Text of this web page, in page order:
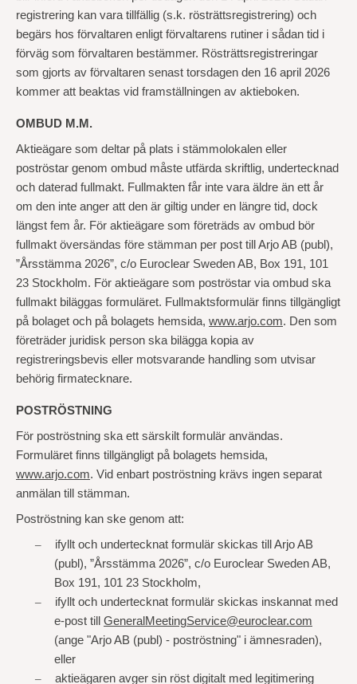
registrering kan vara tillfällig (s.k. rösträttsregistrering) och
begärs hos förvaltaren enligt förvaltarens rutiner i sådan tid i
förväg som förvaltaren bestämmer. Rösträttsregistreringar
som gjorts av förvaltaren senast torsdagen den 16 april 2026
kommer att beaktas vid framställningen av aktieboken.
OMBUD M.M.
Aktieägare som deltar på plats i stämmolokalen eller
poströstar genom ombud måste utfärda skriftlig, undertecknad
och daterad fullmakt. Fullmakten får inte vara äldre än ett år
om den inte anger att den är giltig under en längre tid, dock
längst fem år. För aktieägare som företräds av ombud bör
fullmakt översändas före stämman per post till Arjo AB (publ),
”Årsstämma 2026”, c/o Euroclear Sweden AB, Box 191, 101
23 Stockholm. För aktieägare som poströstar via ombud ska
fullmakt biläggas formuläret. Fullmaktsformulär finns tillgängligt
på bolaget och på bolagets hemsida, www.arjo.com. Den som
företräder juridisk person ska bilägga kopia av
registreringsbevis eller motsvarande handling som utvisar
behörig firmatecknare.
POSTRÖSTNING
För poströstning ska ett särskilt formulär användas.
Formuläret finns tillgängligt på bolagets hemsida,
www.arjo.com. Vid enbart poströstning krävs ingen separat
anmälan till stämman.
Poströstning kan ske genom att:
–
ifyllt och undertecknat formulär skickas till Arjo AB
(publ), ”Årsstämma 2026”, c/o Euroclear Sweden AB,
Box 191, 101 23 Stockholm,
–
ifyllt och undertecknat formulär skickas inskannat med
e-post till GeneralMeetingService@euroclear.com
(ange "Arjo AB (publ) - poströstning" i ämnesraden),
eller
–
aktieägaren avger sin röst digitalt med legitimering